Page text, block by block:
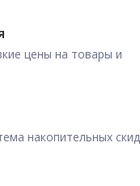
цены на товары и
накопительных